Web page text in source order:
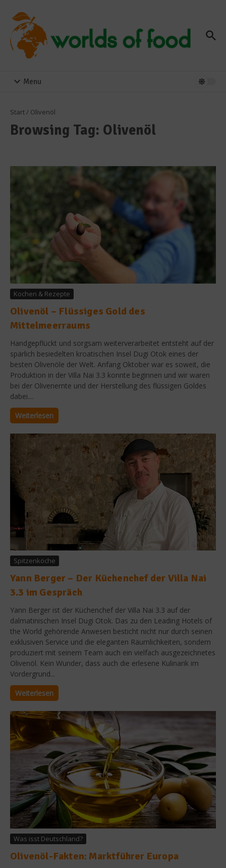
Menu
Start/ Olivenöl
Browsing Tag: Olivenöl
Kochen & Rezepte
Olivenöl – Flüssiges Gold des
Mittelmeerraums
Handgepflückt und sorgsam weiterverarbeitet entsteht auf der
spärlich besiedelten kroatischen Insel Dugi Otok eines der
besten Olivenöle der Welt. Anfang Oktober war es soweit, die
Produktion in der Villa Nai 3.3 konnte beginnen und wir waren
bei der Olivenernte und der Herstellung des flüssigen Goldes
dabei....
Weiterlesen
Spitzenköche
Yann Berger – Der Küchenchef der Villa Nai
3.3 im Gespräch
Yann Berger ist der Küchenchef der Villa Nai 3.3 auf der
dalmatinischen Insel Dugi Otok. Das zu den Leading Hotels of
the World gehörende Anwesen besticht nicht nur durch seinen
exklusiven Service und die eleganten Räumlichkeiten, sondern
produziert mit seinem Team auch ein vielfach ausgezeichnetes
Olivenöl. Kein Wunder, dass auch die erlesene Kulinarik im
Vordergrund...
Weiterlesen
Was isst Deutschland?
Olivenöl-Fakten: Marktführer Europa